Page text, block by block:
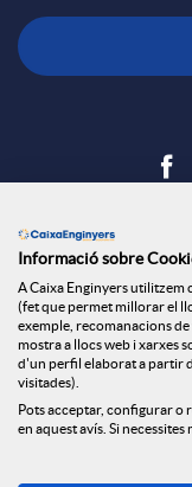
Informació sobre
A Caixa Enginyers utilitzem
(fet que permet millorar el
exemple, recomanacions
mostra a llocs web i xarxes
d'un perfil elaborat a partir
visitades).
Pots acceptar, configurar o
en aquest avís. Si